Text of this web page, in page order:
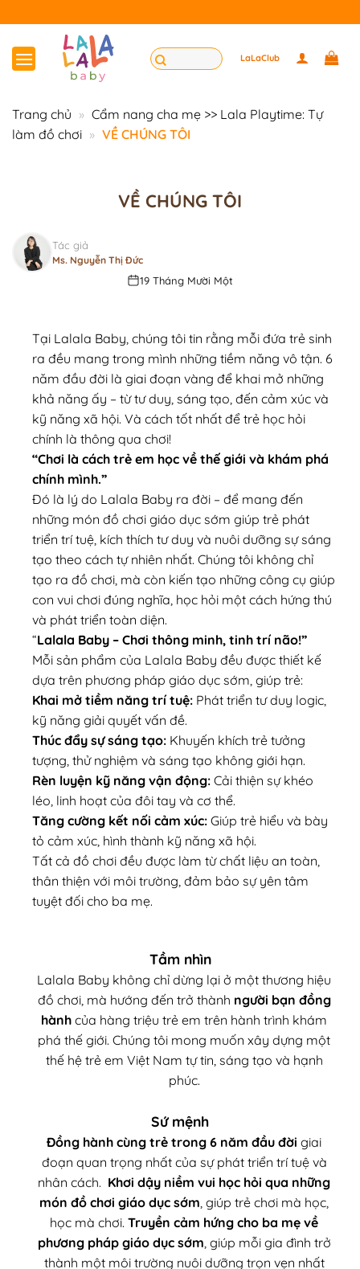
qua
nội
dung
Tìm
kiếm:
LaLaClub
Trang chủ » Cẩm nang cha mẹ >> Lala Playtime: Tự
làm đồ chơi » VỀ CHÚNG TÔI
VỀ CHÚNG TÔI
Tác giả
Ms. Nguyễn Thị Đức
19 Tháng Mười Một
Tại Lalala Baby, chúng tôi tin rằng mỗi đứa trẻ sinh
ra đều mang trong mình những tiềm năng vô tận. 6
năm đầu đời là giai đoạn vàng để khai mở những
khả năng ấy – từ tư duy, sáng tạo, đến cảm xúc và
kỹ năng xã hội. Và cách tốt nhất để trẻ học hỏi
chính là thông qua chơi!
“Chơi là cách trẻ em học về thế giới và khám phá
chính mình.”
Đó là lý do Lalala Baby ra đời – để mang đến
những món đồ chơi giáo dục sớm giúp trẻ phát
triển trí tuệ, kích thích tư duy và nuôi dưỡng sự sáng
tạo theo cách tự nhiên nhất. Chúng tôi không chỉ
tạo ra đồ chơi, mà còn kiến tạo những công cụ giúp
con vui chơi đúng nghĩa, học hỏi một cách hứng thú
và phát triển toàn diện.
“Lalala Baby – Chơi thông minh, tinh trí não!”
Mỗi sản phẩm của Lalala Baby đều được thiết kế
dựa trên phương pháp giáo dục sớm, giúp trẻ:
Khai mở tiềm năng trí tuệ: Phát triển tư duy logic,
kỹ năng giải quyết vấn đề.
Thúc đẩy sự sáng tạo: Khuyến khích trẻ tưởng
tượng, thử nghiệm và sáng tạo không giới hạn.
Rèn luyện kỹ năng vận động: Cải thiện sự khéo
léo, linh hoạt của đôi tay và cơ thể.
Tăng cường kết nối cảm xúc: Giúp trẻ hiểu và bày
tỏ cảm xúc, hình thành kỹ năng xã hội.
Tất cả đồ chơi đều được làm từ chất liệu an toàn,
thân thiện với môi trường, đảm bảo sự yên tâm
tuyệt đối cho ba mẹ.
Tầm nhìn
Lalala Baby không chỉ dừng lại ở một thương hiệu
đồ chơi, mà hướng đến trở thành người bạn đồng
hành của hàng triệu trẻ em trên hành trình khám
phá thế giới. Chúng tôi mong muốn xây dựng một
thế hệ trẻ em Việt Nam tự tin, sáng tạo và hạnh
phúc.
Sứ mệnh
Đồng hành cùng trẻ trong 6 năm đầu đời giai
đoạn quan trọng nhất của sự phát triển trí tuệ và
nhân cách. Khơi dậy niềm vui học hỏi qua những
món đồ chơi giáo dục sớm , giúp trẻ chơi mà học,
học mà chơi. Truyền cảm hứng cho ba mẹ về
phương pháp giáo dục sớm , giúp mỗi gia đình trở
thành một môi trường nuôi dưỡng trọn vẹn nhất